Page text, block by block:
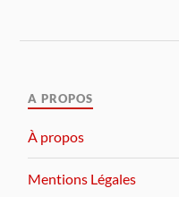
A PROPOS
À propos
Mentions Légales